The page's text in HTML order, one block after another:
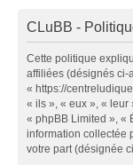
CLuBB -
Cette politique
affiliées (désignés ci-
« https://
« ils », « eux », « leur
« phpBB Limited », «
information collectée
votre part (désignée